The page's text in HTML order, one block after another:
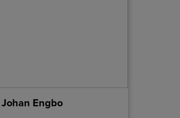
Johan Engbo